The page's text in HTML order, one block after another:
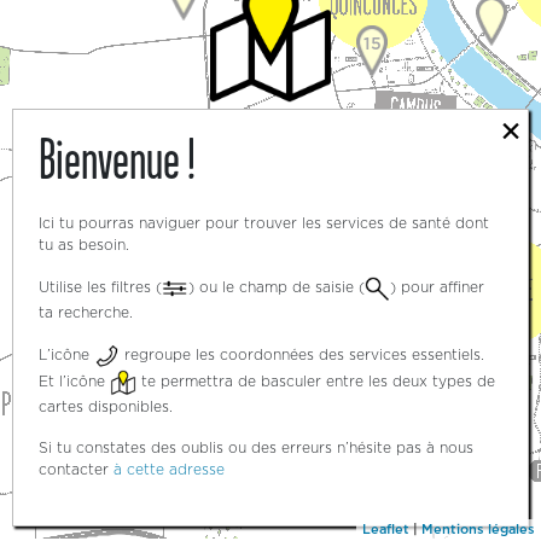
15
3
×
Bienvenue !
Ici tu pourras naviguer pour trouver les services de santé dont
tu as besoin.
Utilise les filtres ( ) ou le champ de saisie (
) pour affiner
ta recherche.
L’icône
regroupe les coordonnées des services essentiels.
Et l’icône
te permettra de basculer entre les deux types de
cartes disponibles.
Si tu constates des oublis ou des erreurs n’hésite pas à nous
contacter à cette adresse
Leaflet|Mentions légales